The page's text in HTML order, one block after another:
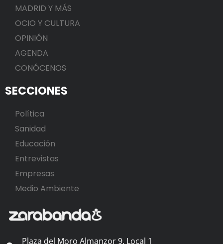
MADRID Y MÁS
OCIO Y CULTURA
OPINIÓN
AGENDA
CONÓCENOS
SECCIONES
Política
Sanidad
Educación
Entrevistas
Empresas
Medio Ambiente
Plaza del Moro Almanzor 9, Local 1